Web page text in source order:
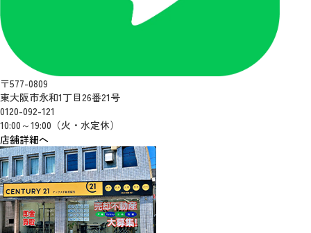
〒577-0809
東大阪市永和1丁目26番21号
0120-092-121
10:00～19:00（火・水定休）
店舗詳細へ